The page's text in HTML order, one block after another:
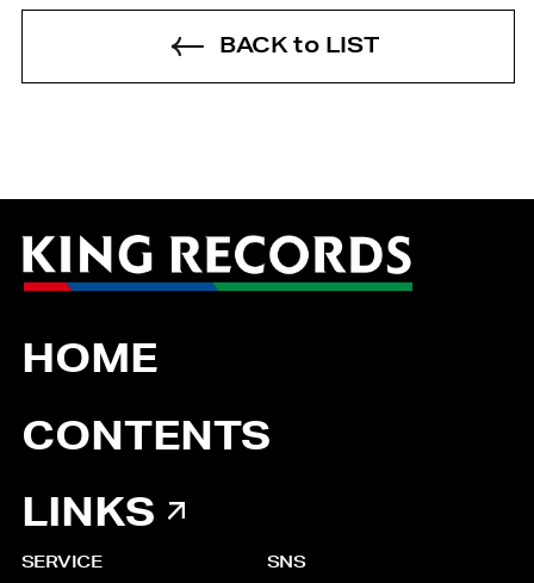
BACK to LIST
HOME
CONTENTS
LINKS
SERVICE SNS